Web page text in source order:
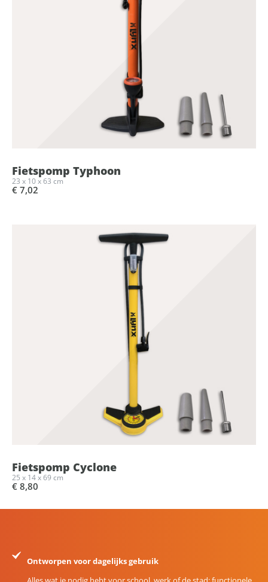
Fietspomp Typhoon
23 x 10 x 63 cm
€ 7,02
Fietspomp Cyclone
25 x 14 x 69 cm
€ 8,80
Ontworpen voor dagelijks gebruik